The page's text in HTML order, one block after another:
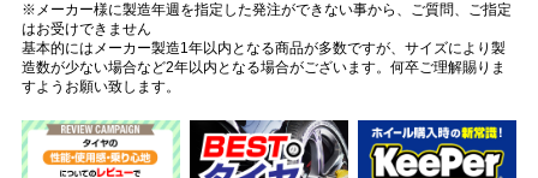
※メーカー様に製造年週を指定した発注ができない事から、ご質問、ご指定
はお受けできません
基本的にはメーカー製造1年以内となる商品が多数ですが、サイズにより製
造数が少ない場合など2年以内となる場合がございます。何卒ご理解賜りま
すようお願い致します。